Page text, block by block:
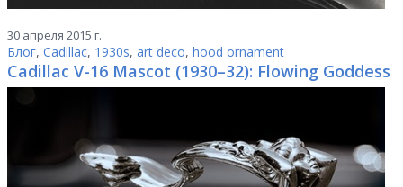
30 апреля 2015 г.
Блог, Cadillac, 1930s, art deco, hood ornament
Cadillac V-16 Mascot (1930–32): Flowing Goddess